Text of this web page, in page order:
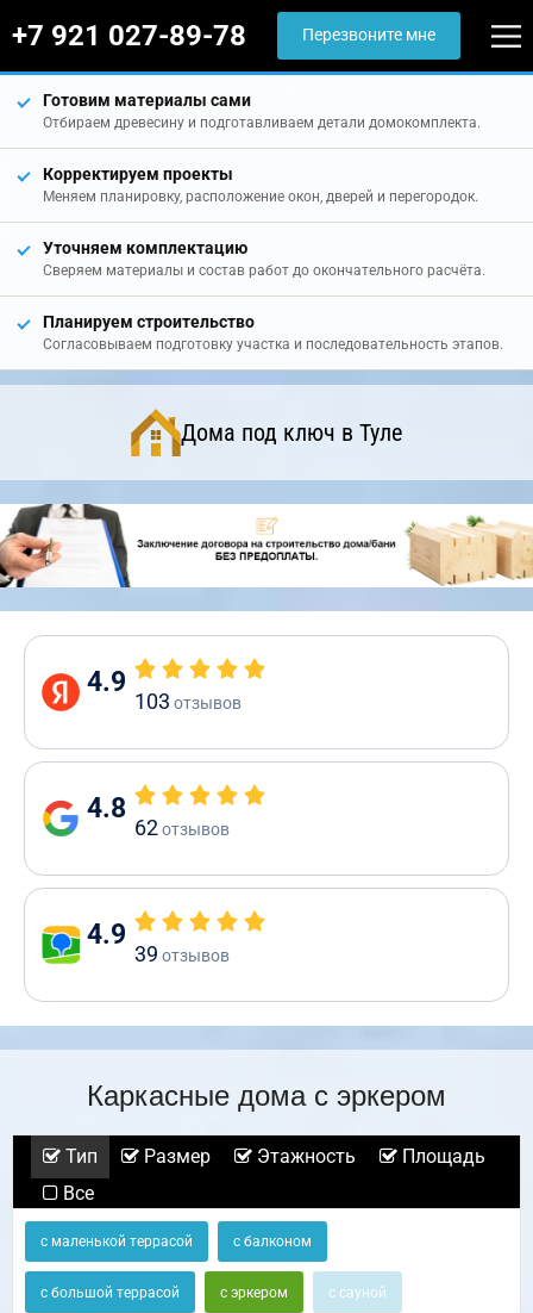
+7 921 027-89-78 Перезвоните мне
Готовим материалы сами
Отбираем древесину и подготавливаем детали домокомплекта.
Корректируем проекты
Меняем планировку, расположение окон, дверей и перегородок.
Уточняем комплектацию
Сверяем материалы и состав работ до окончательного расчёта.
Планируем строительство
Согласовываем подготовку участка и последовательность этапов.
Дома под ключ в Туле
4.9
103 отзывов
4.8
62отзывов
4.9
39 отзывов
Каркасные дома с эркером
Тип Размер Этажность
Площадь
Все
с маленькой террасой с балконом
с большой террасой с эркером с сауной